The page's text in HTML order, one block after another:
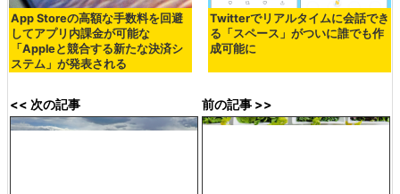
App Storeの高額な手数料を回避
してアプリ内課金が可能な
「Appleと競合する新たな決済シ
ステム」が発表される
Twitterでリアルタイムに会話でき
る「スペース」がついに誰でも作
成可能に
<< 次の記事 前の記事 >>